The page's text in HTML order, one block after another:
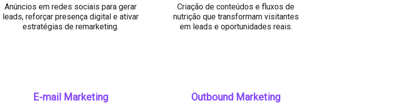
Anúncios em redes sociais para gerar
leads, reforçar presença digital e ativar
estratégias de remarketing.
Criação de conteúdos e fluxos de
nutrição que transformam visitantes
em leads e oportunidades reais.
E-mail Marketing Outbound Marketing